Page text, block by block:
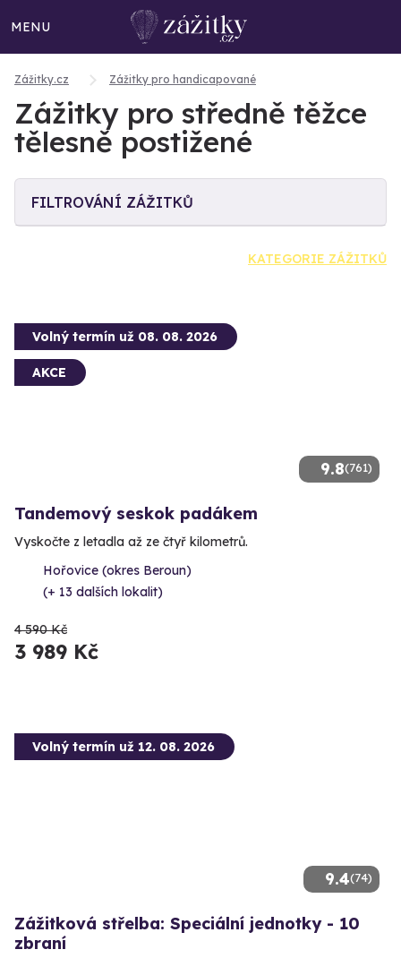
MENU
Zážitky.cz Zážitky pro handicapované
Zážitky pro středně těžce
tělesně postižené
FILTROVÁNÍ ZÁŽITKŮ
KATEGORIE ZÁŽITKŮ
9.8(761)
Volný termín už 08. 08. 2026
AKCE
Tandemový seskok padákem
Vyskočte z letadla až ze čtyř kilometrů.
Hořovice (okres Beroun)
(+ 13 dalších lokalit)
4 590 Kč
3 989 Kč
9.4(74)
Volný termín už 12. 08. 2026
Zážitková střelba: Speciální jednotky - 10
zbraní